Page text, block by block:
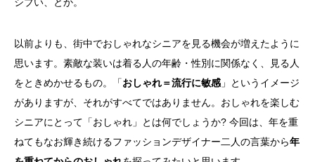
シブい、とか。
以前よりも、街中でおしゃれなシニアを見る機会が増えたように
思います。素敵な装いは着る人の年齢・性別に関係なく、見る人
をときめかせるもの。「おしゃれ＝流行に敏感 」というイメージ
がありますが、それがすべてではありません。おしゃれを楽しむ
シニアにとって「おしゃれ」とは何でしょうか? 今回は、年を重
ねてもなお輝き続けるファッションデザイナー二人の言葉から年